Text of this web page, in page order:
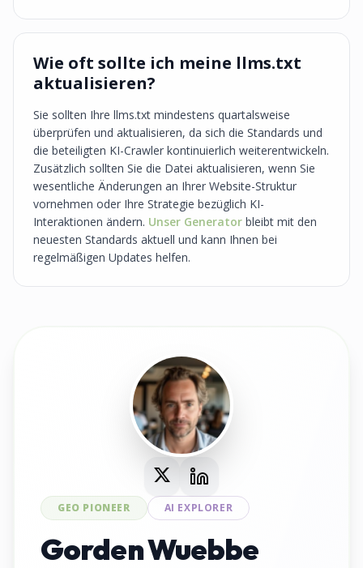
Wie oft sollte ich meine llms.txt
aktualisieren?
Sie sollten Ihre llms.txt mindestens quartalsweise
überprüfen und aktualisieren, da sich die Standards und
die beteiligten KI-Crawler kontinuierlich weiterentwickeln.
Zusätzlich sollten Sie die Datei aktualisieren, wenn Sie
wesentliche Änderungen an Ihrer Website-Struktur
vornehmen oder Ihre Strategie bezüglich KI-
Interaktionen ändern. Unser Generator bleibt mit den
neuesten Standards aktuell und kann Ihnen bei
regelmäßigen Updates helfen.
GEO PIONEER AI EXPLORER
Gorden Wuebbe